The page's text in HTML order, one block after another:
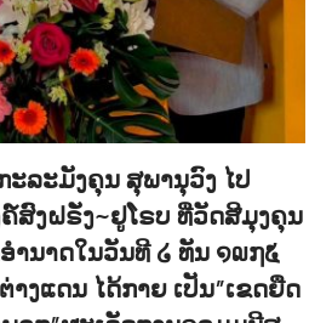
ະລະມັງຄຸນ ສຸພານຸວົງ ໄປ
ສົງຝຣັ່ງ~ຢູໂຣບ ທີ່ວັດສີມຸງຄຸນ
ຳນາດໃນວັນທີ ໒ ທັນ ໑໙໗໕
ງແດນ ໄດ້ກາຍ ເປັນ”ເຂດຍືດ